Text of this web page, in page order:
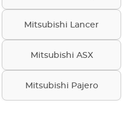
Mitsubishi Lancer
Mitsubishi ASX
Mitsubishi Pajero